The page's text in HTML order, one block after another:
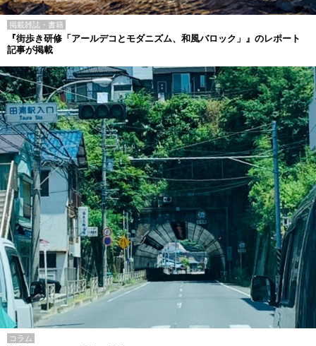
掲載雑誌・書籍
『街歩き研修「アールデコとモダニズム、和風バロック」』のレポート
記事が掲載
コラム